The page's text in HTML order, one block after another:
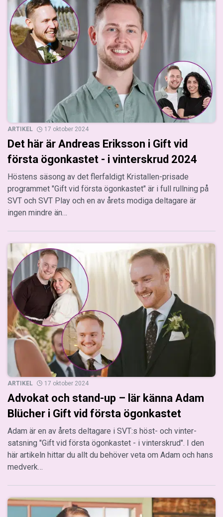
ARTIKEL 17 oktober 2024
Det här är Andreas Eriksson i Gift vid
första ögonkastet - i vinterskrud 2024
Höstens säsong av det flerfaldigt Kristallen-prisade
programmet "Gift vid första ögonkastet" är i full rullning på
SVT och SVT Play och en av årets modiga deltagare är
ingen mindre än…
ARTIKEL 17 oktober 2024
Advokat och stand-up – lär känna Adam
Blücher i Gift vid första ögonkastet
Adam är en av årets deltagare i SVT:s höst- och vinter-
satsning "Gift vid första ögonkastet - i vinterskrud". I den
här artikeln hittar du allt du behöver veta om Adam och hans
medverk…